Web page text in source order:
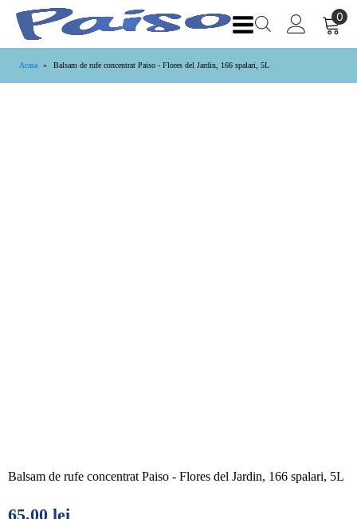
Acasa » Balsam de rufe concentrat Paiso - Flores del Jardin, 166 spalari, 5L
Balsam de rufe concentrat Paiso - Flores del Jardin, 166 spalari, 5L
65,00 lei